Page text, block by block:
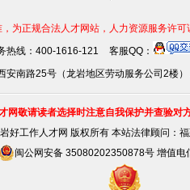
为正规合法人才网站，人力资源服务许
热线：400-1616-121
客服QQ：
安南路25号（龙岩地区劳动服务公司2楼
网敬请读者选择时注意自我保护并查验对
好工作人才网 版权所有 本站法律顾问：
闽公网安备 35080202350878号 增值电